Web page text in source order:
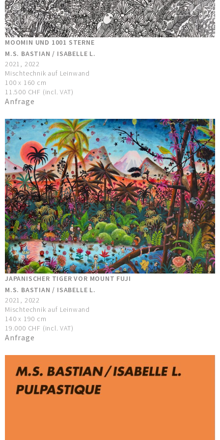
MOOMIN UND 1001 STERNE
M.S. BASTIAN / ISABELLE L.
2021, 2022
Mischtechnik auf Leinwand
100 x 160 cm
11.500 CHF (incl. VAT)
Anfrage
JAPANISCHER TIGER VOR MOUNT FUJI
M.S. BASTIAN / ISABELLE L.
2021, 2022
Mischtechnik auf Leinwand
140 x 190 cm
19.000 CHF (incl. VAT)
Anfrage